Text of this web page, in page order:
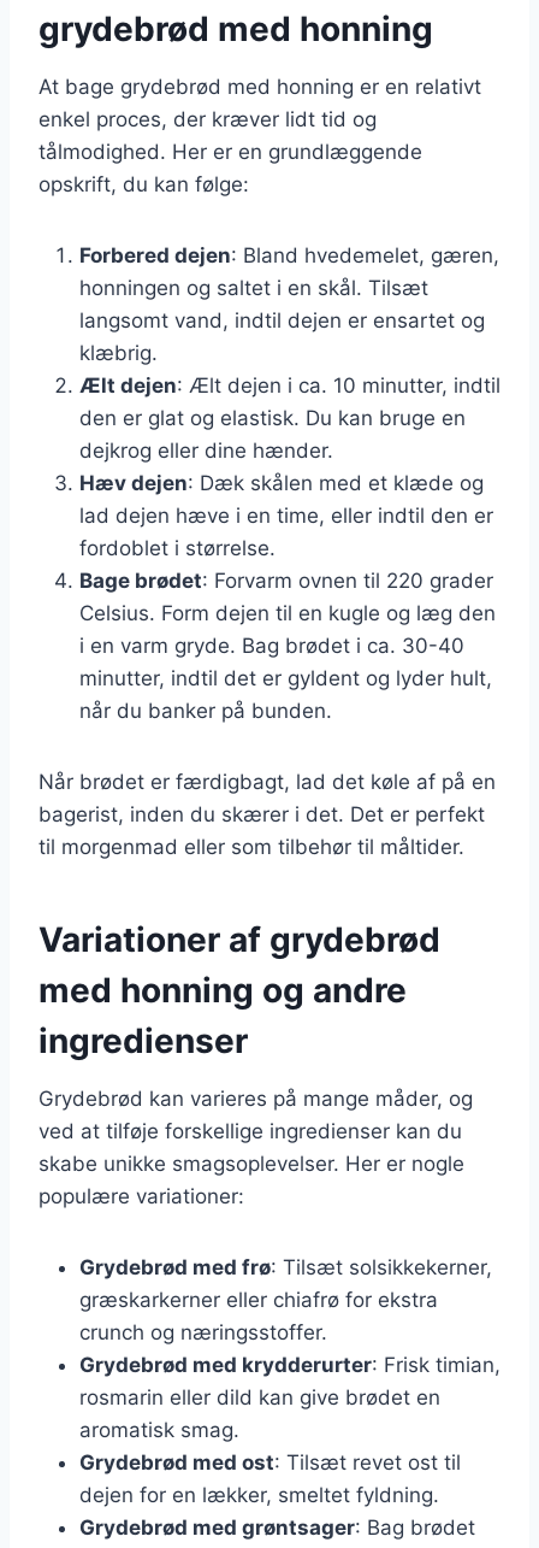
grydebrød med honning
At bage grydebrød med honning er en relativt
enkel proces, der kræver lidt tid og
tålmodighed. Her er en grundlæggende
opskrift, du kan følge:
Forbered dejen: Bland hvedemelet, gæren,
honningen og saltet i en skål. Tilsæt
langsomt vand, indtil dejen er ensartet og
klæbrig.
Ælt dejen: Ælt dejen i ca. 10 minutter, indtil
den er glat og elastisk. Du kan bruge en
dejkrog eller dine hænder.
Hæv dejen: Dæk skålen med et klæde og
lad dejen hæve i en time, eller indtil den er
fordoblet i størrelse.
Bage brødet: Forvarm ovnen til 220 grader
Celsius. Form dejen til en kugle og læg den
i en varm gryde. Bag brødet i ca. 30-40
minutter, indtil det er gyldent og lyder hult,
når du banker på bunden.
Når brødet er færdigbagt, lad det køle af på en
bagerist, inden du skærer i det. Det er perfekt
til morgenmad eller som tilbehør til måltider.
Variationer af grydebrød
med honning og andre
ingredienser
Grydebrød kan varieres på mange måder, og
ved at tilføje forskellige ingredienser kan du
skabe unikke smagsoplevelser. Her er nogle
populære variationer:
Grydebrød med frø: Tilsæt solsikkekerner,
græskarkerner eller chiafrø for ekstra
crunch og næringsstoffer.
Grydebrød med krydderurter: Frisk timian,
rosmarin eller dild kan give brødet en
aromatisk smag.
Grydebrød med ost: Tilsæt revet ost til
dejen for en lækker, smeltet fyldning.
Grydebrød med grøntsager: Bag brødet